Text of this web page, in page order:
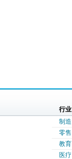
行业
制造
零售
教育
医疗